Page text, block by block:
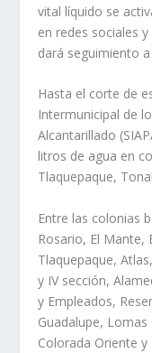
vital líquido se
en redes sociales
dará seguimiento
Hasta el corte de
Intermunicipal de
Alcantarillado
litros de agua en
Tlaquepaque,
Entre las colonias
Rosario, El Mante,
Tlaquepaque,
y IV sección,
y Empleados,
Guadalupe,
Colorada Oriente